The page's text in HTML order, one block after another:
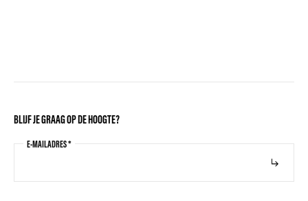
BLIJF JE GRAAG OP DE HOOGTE?
E-MAILADRES*